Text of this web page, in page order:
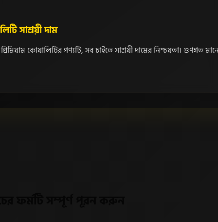
সাশ্রয়ী দাম
কোয়ালিটির পণ্যটি, সব চাইতে সাশ্রয়ী দামের নিশ্চয়তা। গুণগত